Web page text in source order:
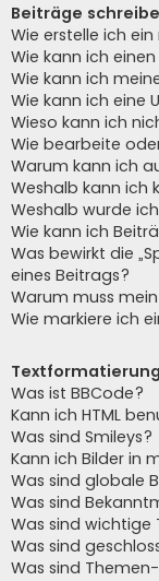
Beiträge
Wie erstelle ich
Wie kann ich
Wie kann ich
Wie kann ich eine
Wieso kann ich
Wie bearbeite
Warum kann ich
Weshalb kann ich
Weshalb wurde
Wie kann ich
Was bewirkt die
eines Beitrags?
Warum muss
Wie markiere ich
Was ist BBCode?
Kann ich HTML
Was sind Smileys?
Kann ich Bilder in
Was sind globale
Was sind
Was sind wichtige
Was sind
Was sind